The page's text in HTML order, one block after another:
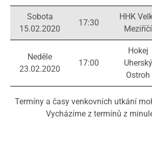
Sobota
15.02.2020
17:30
HHK
Meziříčí
Neděle
23.02.2020
17:00
Hokej
Uherský
Ostroh
Termíny a časy venkovních utkání
Vycházíme z termínů z